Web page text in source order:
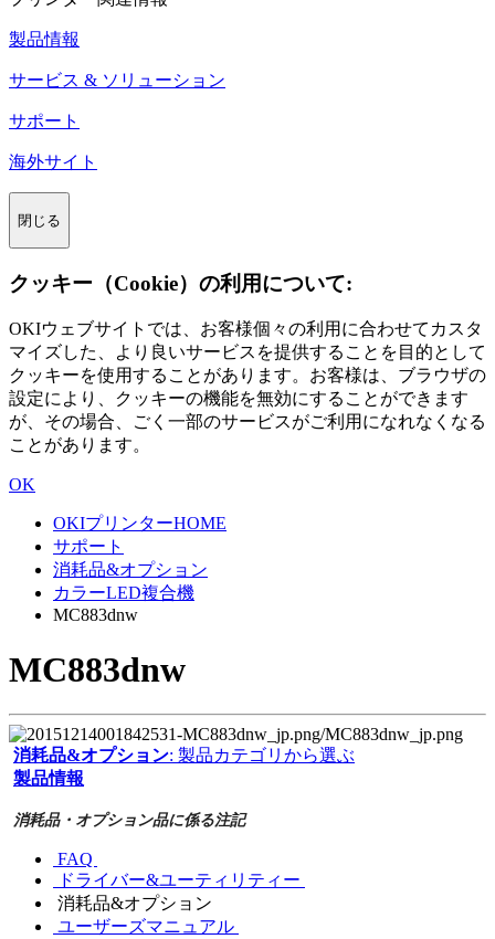
製品情報
サービス & ソリューション
サポート
海外サイト
閉じる
クッキー（Cookie）の利用について:
OKIウェブサイトでは、お客様個々の利用に合わせてカスタ
マイズした、より良いサービスを提供することを目的として
クッキーを使用することがあります。お客様は、ブラウザの
設定により、クッキーの機能を無効にすることができます
が、その場合、ごく一部のサービスがご利用になれなくなる
ことがあります。
OK
OKIプリンターHOME
サポート
消耗品&オプション
カラーLED複合機
MC883dnw
MC883dnw
消耗品&オプション: 製品カテゴリから選ぶ
製品情報
消耗品・オプション品に係る注記
FAQ
ドライバー&ユーティリティー
消耗品&オプション
ユーザーズマニュアル